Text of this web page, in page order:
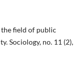
the field of public
Sociology, no. 11 (2),